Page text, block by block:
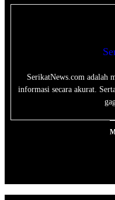
SerikatNews.com adalah
informasi secara akurat.